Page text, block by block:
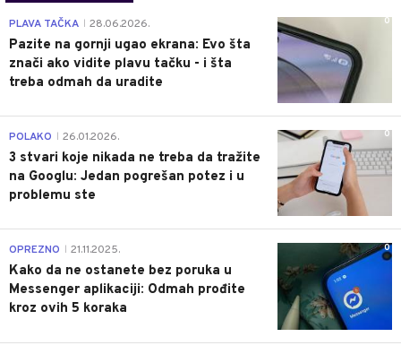
0
PLAVA TAČKA 28.06.2026.
Pazite na gornji ugao ekrana: Evo šta
znači ako vidite plavu tačku - i šta
treba odmah da uradite
0
POLAKO 26.01.2026.
3 stvari koje nikada ne treba da tražite
na Googlu: Jedan pogrešan potez i u
problemu ste
0
OPREZNO 21.11.2025.
Kako da ne ostanete bez poruka u
Messenger aplikaciji: Odmah prođite
kroz ovih 5 koraka